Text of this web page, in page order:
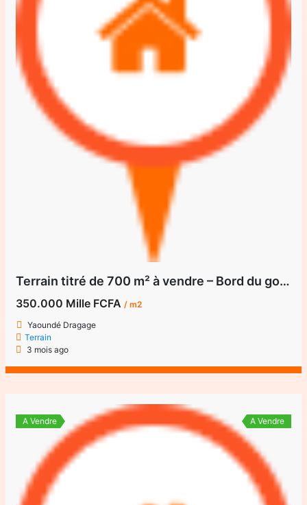
Terrain titré de 700 m² à vendre – Bord du goudron à Dragage
350.000 Mille FCFA/ m2
Yaoundé Dragage
Terrain
3 mois ago
A Vendre A Vendre